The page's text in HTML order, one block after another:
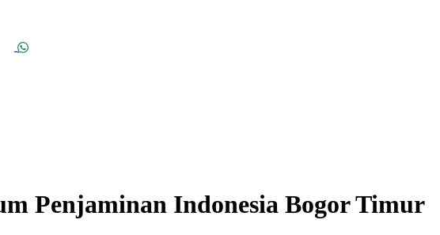
Penjaminan Indonesia Bogor Timur